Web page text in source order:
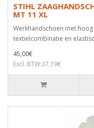
STIHL
MT 11 XL
Werkhandschoen met
textielcombinatie en
45,00€
Excl. BTW:37,19€